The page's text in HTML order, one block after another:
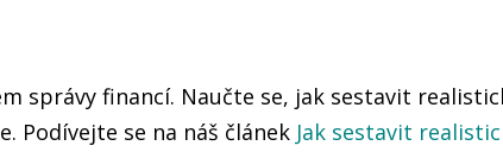
správy financí. Naučte se, jak sestavit
Podívejte se na náš článek Jak sestavit